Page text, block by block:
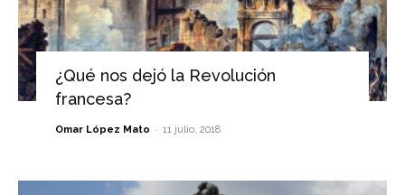
¿Qué nos dejó la Revolución
francesa?
Omar López Mato - 11 julio, 2018